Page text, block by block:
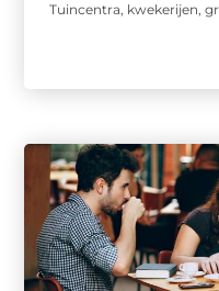
Tuincentra, kwekerijen,